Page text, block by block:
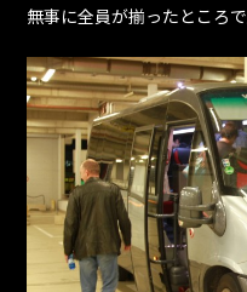
無事に全員が揃ったところ